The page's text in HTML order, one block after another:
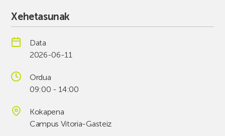
Xehetasunak
Data
2026-06-11
Ordua
09:00 - 14:00
Kokapena
Campus Vitoria-Gasteiz